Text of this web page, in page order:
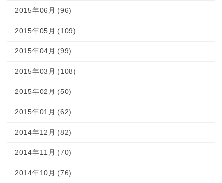
2015年06月 (96)
2015年05月 (109)
2015年04月 (99)
2015年03月 (108)
2015年02月 (50)
2015年01月 (62)
2014年12月 (82)
2014年11月 (70)
2014年10月 (76)